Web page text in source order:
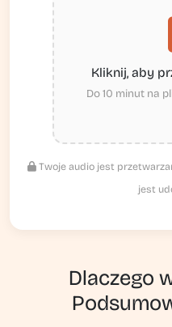
Kliknij, aby
Do 10 minut na
Twoje audio jest
jest
Dlaczego